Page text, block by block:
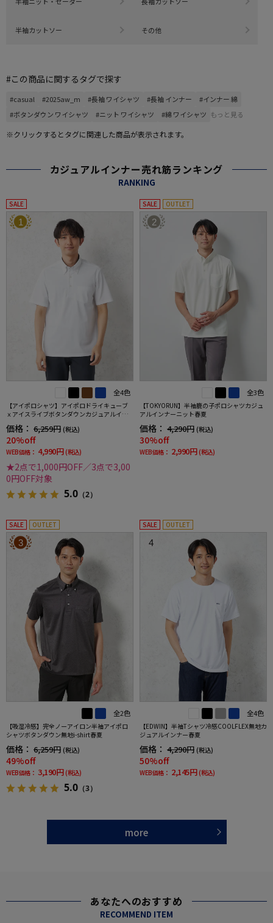
半袖カットソー その他
#この商品に関するタグで探す
#casual #2025aw_m #長袖 ワイシャツ #長袖 インナー
#インナー 綿
#ボタンダウン ワイシャツ
#ニット ワイシャツ #綿 ワイシャツ もっと見る
※クリックするとタグに関連した商品が表示されます。
カジュアルインナー売れ筋ランキング
RANKING
SALE
1
全4色
【アイポロシャツ】アイポロドライキューブ
ｘアイスライブボタンダウンカジュアルイン
夏
価格： 6,259円 (税込)
20%off
WEB価格： 4,990円 (税込)
★2点で1,000円OFF／3点で3,00
0円OFF対象
5.0 （2）
SALE OUTLET
2
全3色
【TOKYORUN】半袖鹿の子ポロシャツカジュ
アルインナーニット春夏
価格： 4,290円 (税込)
30%off
WEB価格： 2,990円 (税込)
SALE OUTLET
3
全2色
【吸湿冷感】完全ノーアイロン半袖アイポロ
シャツボタンダウン無地i-shirt春夏
価格： 6,259円 (税込)
49%off
WEB価格： 3,190円 (税込)
5.0 （3）
SALE OUTLET
4
全4色
【EDWIN】半袖Tシャツ冷感COOLFLEX無地カ
ジュアルインナー春夏
価格： 4,290円 (税込)
50%off
WEB価格： 2,145円 (税込)
more
あなたへのおすすめ
RECOMMEND ITEM